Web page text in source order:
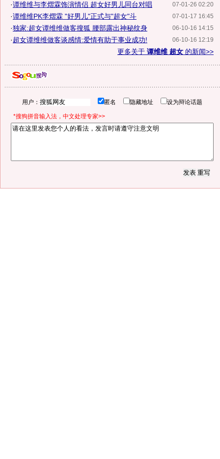
07-01-26 02:20
·谭维维与李熠霖饰演情侣 超女好男儿同台对唱
07-01-17 16:45
·谭维维PK李熠霖 "好男儿"正式与"超女"斗
06-10-16 14:15
·独家:超女谭维维做客搜狐 腰部露出神秘纹身
06-10-16 12:19
·超女谭维维做客谈感情:爱情有助于事业成功!
更多关于 谭维维 超女 的新闻>>
用户： 匿名 隐藏地址 设为辩论话题
*搜狗拼音输入法，中文处理专家>>